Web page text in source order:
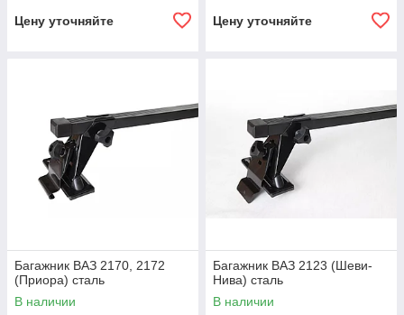
Цену уточняйте Цену уточняйте
Багажник ВАЗ 2170, 2172
(Приора) сталь
В наличии
Багажник ВАЗ 2123 (Шеви-
Нива) сталь
В наличии